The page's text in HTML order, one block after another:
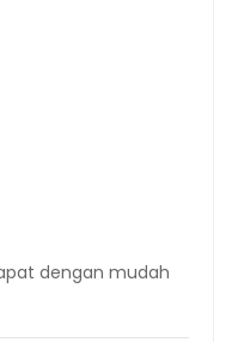
dengan mudah